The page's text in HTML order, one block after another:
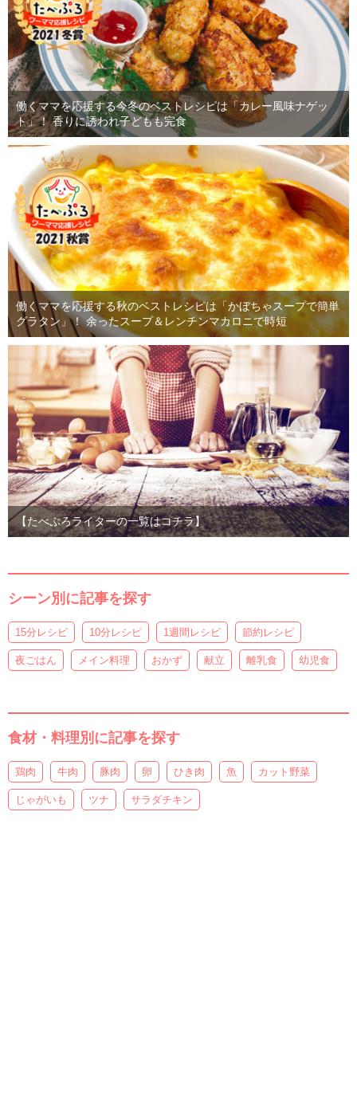
働くママを応援する今冬のベストレシピは「カレー風味ナゲッ
ト」！ 香りに誘われ子どもも完食
働くママを応援する秋のベストレシピは「かぼちゃスープで簡単
グラタン」！ 余ったスープ＆レンチンマカロニで時短
【たべぷろライターの一覧はコチラ】
シーン別に記事を探す
15分レシピ 10分レシピ 1週間レシピ 節約レシピ
夜ごはん メイン料理 おかず 献立 離乳食 幼児食
食材・料理別に記事を探す
鶏肉 牛肉 豚肉 卵 ひき肉 魚 カット野菜
じゃがいも ツナ サラダチキン